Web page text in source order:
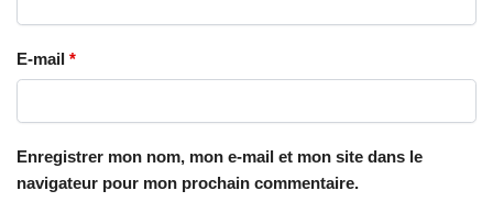
E-mail *
Enregistrer mon nom, mon e-mail et mon site dans le
navigateur pour mon prochain commentaire.